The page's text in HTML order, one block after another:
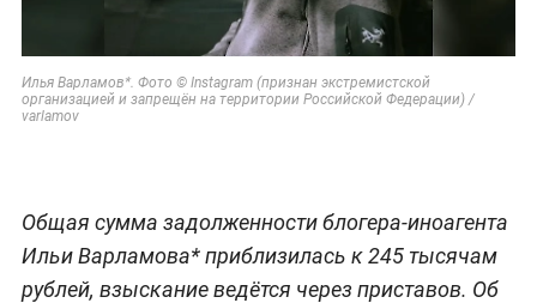
Илья Варламов*. Фото © Instagram (признан экстремистской
организацией и запрещён на территории Российской Федерации) /
varlamov
Общая сумма задолженности блогера-иноагента
Ильи Варламова* приблизилась к 245 тысячам
рублей, взыскание ведётся через приставов. Об